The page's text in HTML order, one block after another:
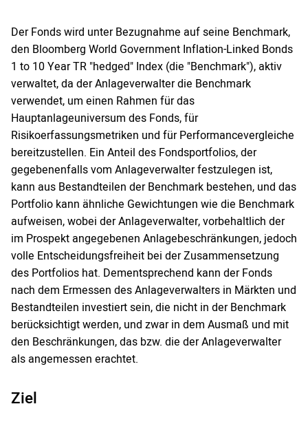
Der Fonds wird unter Bezugnahme auf seine Benchmark,
den Bloomberg World Government Inflation-Linked Bonds
1 to 10 Year TR "hedged" Index (die "Benchmark"), aktiv
verwaltet, da der Anlageverwalter die Benchmark
verwendet, um einen Rahmen für das
Hauptanlageuniversum des Fonds, für
Risikoerfassungsmetriken und für Performancevergleiche
bereitzustellen. Ein Anteil des Fondsportfolios, der
gegebenenfalls vom Anlageverwalter festzulegen ist,
kann aus Bestandteilen der Benchmark bestehen, und das
Portfolio kann ähnliche Gewichtungen wie die Benchmark
aufweisen, wobei der Anlageverwalter, vorbehaltlich der
im Prospekt angegebenen Anlagebeschränkungen, jedoch
volle Entscheidungsfreiheit bei der Zusammensetzung
des Portfolios hat. Dementsprechend kann der Fonds
nach dem Ermessen des Anlageverwalters in Märkten und
Bestandteilen investiert sein, die nicht in der Benchmark
berücksichtigt werden, und zwar in dem Ausmaß und mit
den Beschränkungen, das bzw. die der Anlageverwalter
als angemessen erachtet.
Ziel